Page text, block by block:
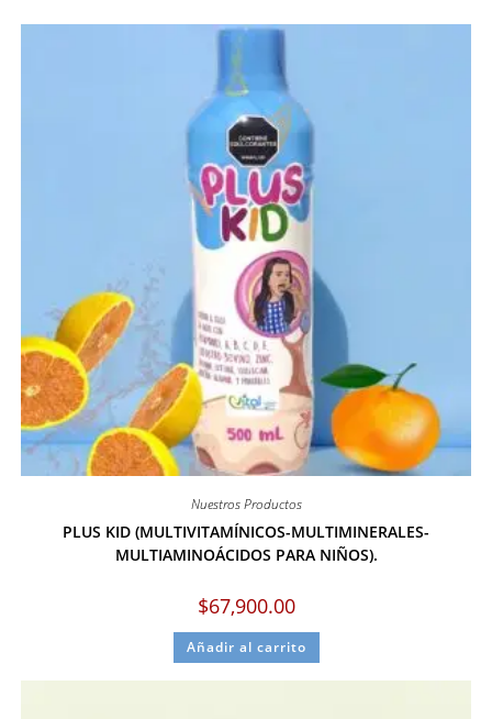
Nuestros Productos
PLUS KID (MULTIVITAMÍNICOS-MULTIMINERALES-
MULTIAMINOÁCIDOS PARA NIÑOS).
$67,900.00
Añadir al carrito